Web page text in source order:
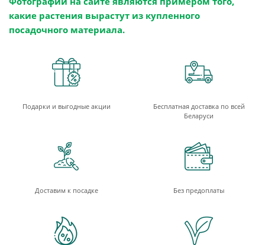
какие растения вырастут из купленного
посадочного материала.
Подарки и выгодные акции
Бесплатная доставка по всей
Беларуси
Доставим к посадке Без предоплаты